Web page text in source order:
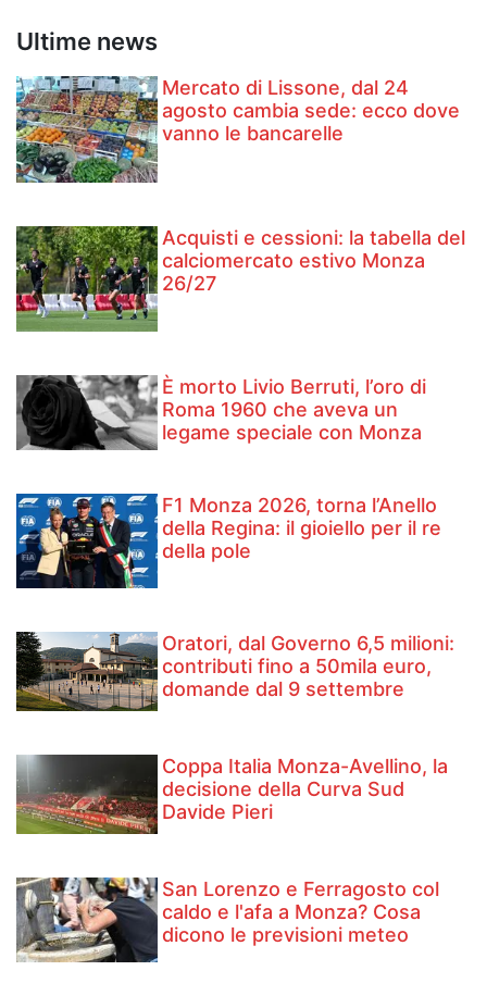
Ultime news
Mercato di Lissone, dal 24
agosto cambia sede: ecco dove
vanno le bancarelle
Acquisti e cessioni: la tabella del
calciomercato estivo Monza
26/27
È morto Livio Berruti, l’oro di
Roma 1960 che aveva un
legame speciale con Monza
F1 Monza 2026, torna l’Anello
della Regina: il gioiello per il re
della pole
Oratori, dal Governo 6,5 milioni:
contributi fino a 50mila euro,
domande dal 9 settembre
Coppa Italia Monza-Avellino, la
decisione della Curva Sud
Davide Pieri
San Lorenzo e Ferragosto col
caldo e l'afa a Monza? Cosa
dicono le previsioni meteo